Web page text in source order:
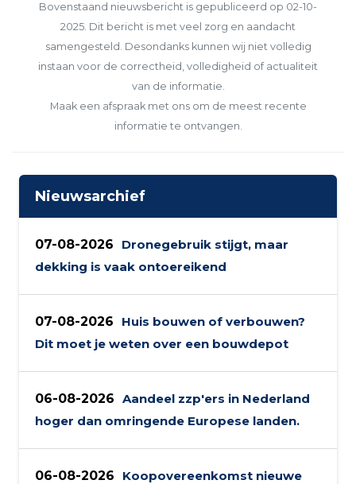
Bovenstaand nieuwsbericht is gepubliceerd op 02-10-
2025. Dit bericht is met veel zorg en aandacht
samengesteld. Desondanks kunnen wij niet volledig
instaan voor de correctheid, volledigheid of actualiteit
van de informatie.
Maak een afspraak met ons om de meest recente
informatie te ontvangen.
Nieuwsarchief
07-08-2026
Dronegebruik stijgt, maar
dekking is vaak ontoereikend
07-08-2026
Huis bouwen of verbouwen?
Dit moet je weten over een bouwdepot
06-08-2026 Aandeel zzp'ers in Nederland
hoger dan omringende Europese landen.
06-08-2026
Koopovereenkomst nieuwe